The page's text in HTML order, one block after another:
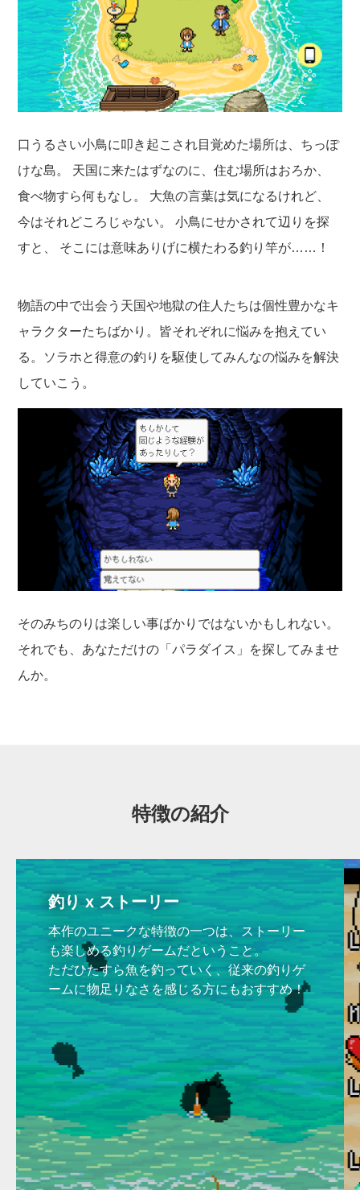
口うるさい小鳥に叩き起こされ目覚めた場所は、ちっぽ
けな島。 天国に来たはずなのに、住む場所はおろか、
食べ物すら何もなし。 大魚の言葉は気になるけれど、
今はそれどころじゃない。 小鳥にせかされて辺りを探
すと、 そこには意味ありげに横たわる釣り竿が……！
物語の中で出会う天国や地獄の住人たちは個性豊かなキ
ャラクターたちばかり。皆それぞれに悩みを抱えてい
る。ソラホと得意の釣りを駆使してみんなの悩みを解決
していこう。
そのみちのりは楽しい事ばかりではないかもしれない。
それでも、あなただけの「パラダイス」を探してみませ
んか。
特徴の紹介
釣り x ストーリー
本作のユニークな特徴の一つは、ストーリー
も楽しめる釣りゲームだということ。
ただひたすら魚を釣っていく、従来の釣りゲ
ームに物足りなさを感じる方にもおすすめ！